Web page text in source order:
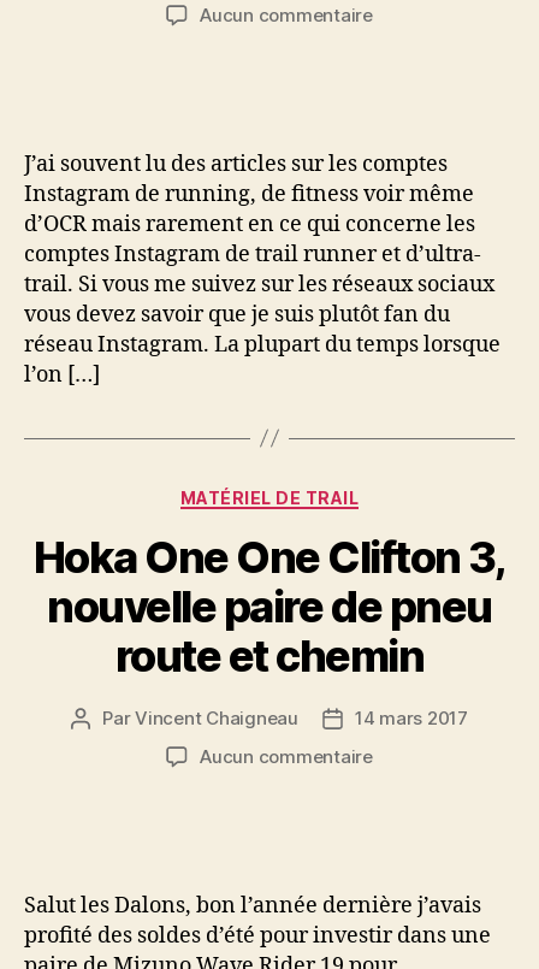
Aucun commentairesur
comptes
à
suivre
J’ai souvent lu des articles sur les comptes
Instagram de running, de fitness voir même
d’OCR mais rarement en ce qui concerne les
comptes Instagram de trail runner et d’ultra-
trail. Si vous me suivez sur les réseaux sociaux
vous devez savoir que je suis plutôt fan du
réseau Instagram. La plupart du temps lorsque
l’on […]
Catégories
MATÉRIEL DE TRAIL
Hoka One One Clifton 3,
nouvelle paire de pneu
route et chemin
Auteur
ParVincent Chaigneau
Date
de
14 mars 2017
Aucun commentairesur
nouvelle
paire
Salut les Dalons, bon l’année dernière j’avais
profité des soldes d’été pour investir dans une